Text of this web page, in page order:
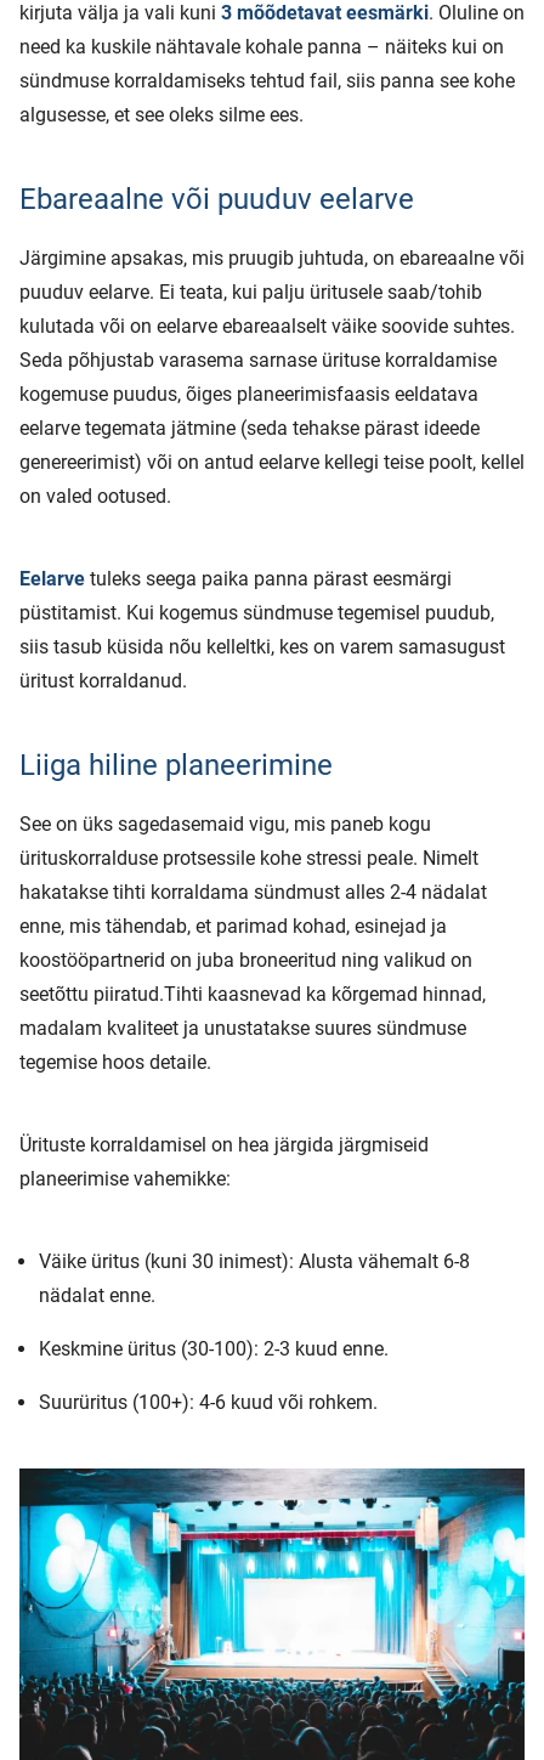
kirjuta välja ja vali kuni 3 mõõdetavat eesmärki. Oluline on
need ka kuskile nähtavale kohale panna – näiteks kui on
sündmuse korraldamiseks tehtud fail, siis panna see kohe
algusesse, et see oleks silme ees.
Ebareaalne või puuduv eelarve
Järgimine apsakas, mis pruugib juhtuda, on ebareaalne või
puuduv eelarve. Ei teata, kui palju üritusele saab/tohib
kulutada või on eelarve ebareaalselt väike soovide suhtes.
Seda põhjustab varasema sarnase ürituse korraldamise
kogemuse puudus, õiges planeerimisfaasis eeldatava
eelarve tegemata jätmine (seda tehakse pärast ideede
genereerimist) või on antud eelarve kellegi teise poolt, kellel
on valed ootused.
Eelarve tuleks seega paika panna pärast eesmärgi
püstitamist. Kui kogemus sündmuse tegemisel puudub,
siis tasub küsida nõu kelleltki, kes on varem samasugust
üritust korraldanud.
Liiga hiline planeerimine
See on üks sagedasemaid vigu, mis paneb kogu
ürituskorralduse protsessile kohe stressi peale. Nimelt
hakatakse tihti korraldama sündmust alles 2-4 nädalat
enne, mis tähendab, et parimad kohad, esinejad ja
koostööpartnerid on juba broneeritud ning valikud on
seetõttu piiratud.Tihti kaasnevad ka kõrgemad hinnad,
madalam kvaliteet ja unustatakse suures sündmuse
tegemise hoos detaile.
Ürituste korraldamisel on hea järgida järgmiseid
planeerimise vahemikke:
Väike üritus (kuni 30 inimest): Alusta vähemalt 6-8
nädalat enne.
Keskmine üritus (30-100): 2-3 kuud enne.
Suurüritus (100+): 4-6 kuud või rohkem.